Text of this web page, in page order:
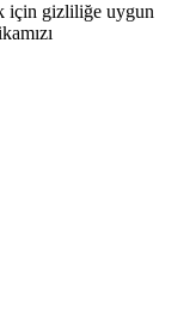
için gizliliğe uygun